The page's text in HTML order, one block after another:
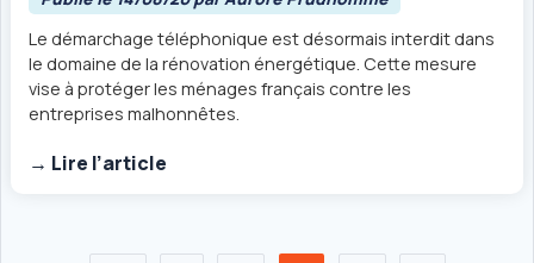
Le démarchage téléphonique est désormais interdit dans
le domaine de la rénovation énergétique. Cette mesure
vise à protéger les ménages français contre les
entreprises malhonnêtes.
→ Lire l’article